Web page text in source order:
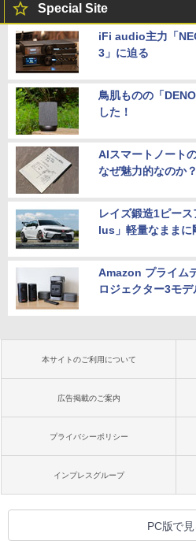
Special Site
iFi audio主力「
3」に迫る
鳥肌ものの「
した！
AIスマートノート
なぜ魅力的なのか？
レイズ鍛造1ピー
lus」軽量なままに
Amazon プライム
ロジェクター3モ
本サイトのご利用について
広告掲載のご案内
プライバシーポリシー
インプレスグループ
PC版で見